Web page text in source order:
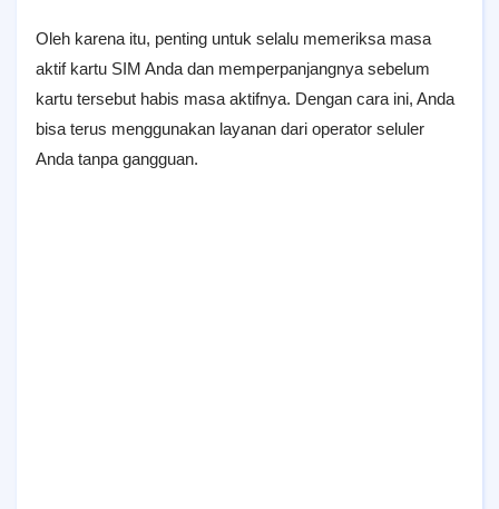
Oleh karena itu, penting untuk selalu memeriksa masa
aktif kartu SIM Anda dan memperpanjangnya sebelum
kartu tersebut habis masa aktifnya. Dengan cara ini, Anda
bisa terus menggunakan layanan dari operator seluler
Anda tanpa gangguan.